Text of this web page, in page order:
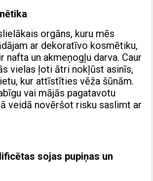
orgāns, kuru mēs
ar dekoratīvo kosmētiku,
nafta un akmeņogļu darva. Caur
vielas ļoti ātri nokļūst asinīs,
kur attīstīties vēža šūnām.
vai mājās pagatavotu
veidā novēršot risku saslimt ar
sojas pupiņas un